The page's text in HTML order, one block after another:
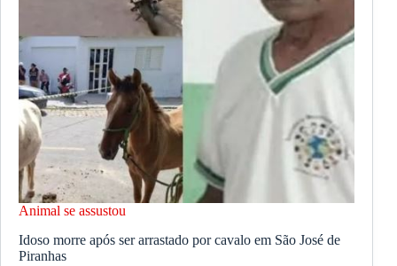
Animal se assustou
Idoso morre após ser arrastado por cavalo em São José de
Piranhas